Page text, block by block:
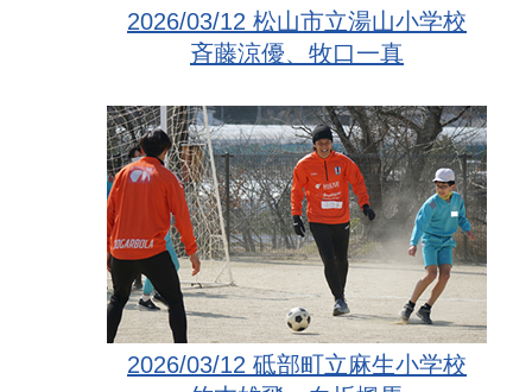
2026/03/12 松山市立湯山小学校
斉藤涼優、牧口一真
2026/03/12 砥部町立麻生小学校